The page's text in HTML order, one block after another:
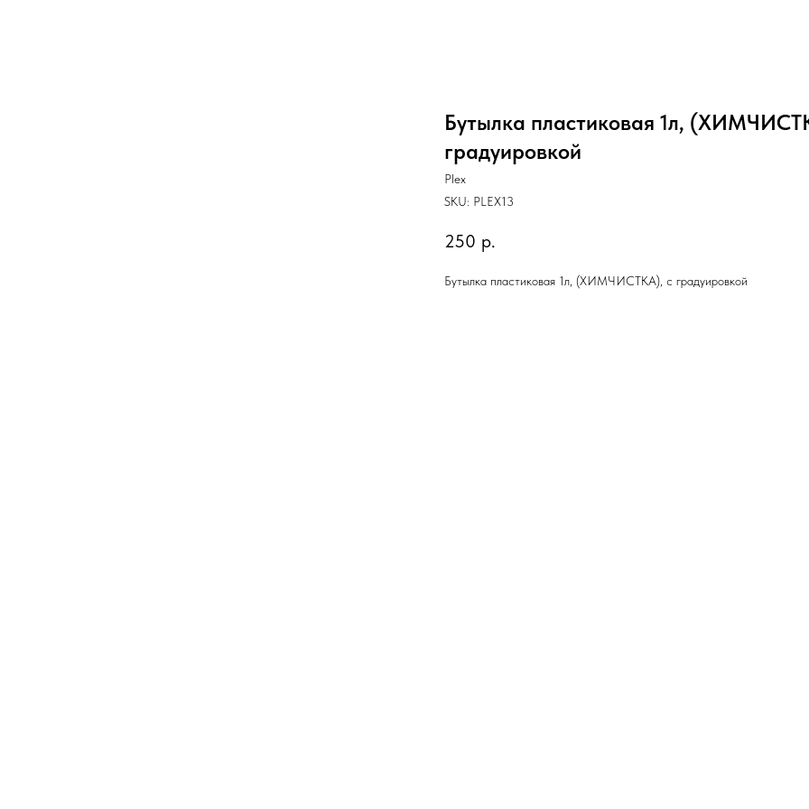
Бутылка пластиковая 1л,
градуировкой
Plex
SKU: PLEX13
250 р.
Бутылка пластиковая 1л, (ХИМЧИСТКА), с градуировкой